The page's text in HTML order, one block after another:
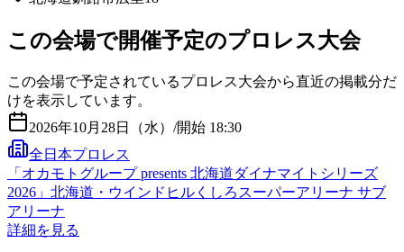
この会場で開催予定のプロレス大会
この会場で予定されているプロレス大会から直近の掲載分だ
けを表示しています。
2026年10月28日（水） /開始 18:30
全日本プロレス
「オカモトグループ presents 北海道ダイナマイトシリーズ
2026」北海道・ウインドヒルくしろスーパーアリーナ サブ
アリーナ
詳細を見る